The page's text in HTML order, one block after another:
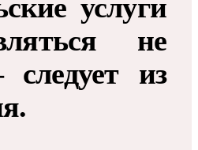
услуги
не
следует из